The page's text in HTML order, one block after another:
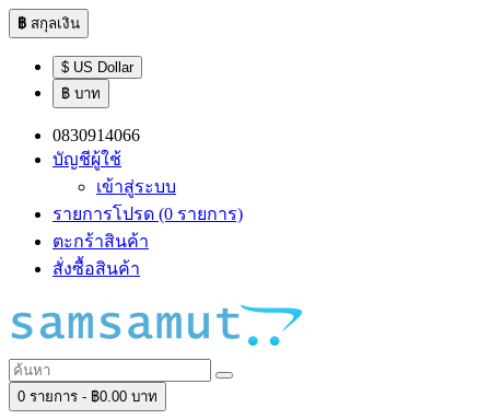
฿ สกุลเงิน
$ US Dollar
฿ บาท
0830914066
บัญชีผู้ใช้
เข้าสู่ระบบ
รายการโปรด (0 รายการ)
ตะกร้าสินค้า
สั่งซื้อสินค้า
0 รายการ - ฿0.00 บาท